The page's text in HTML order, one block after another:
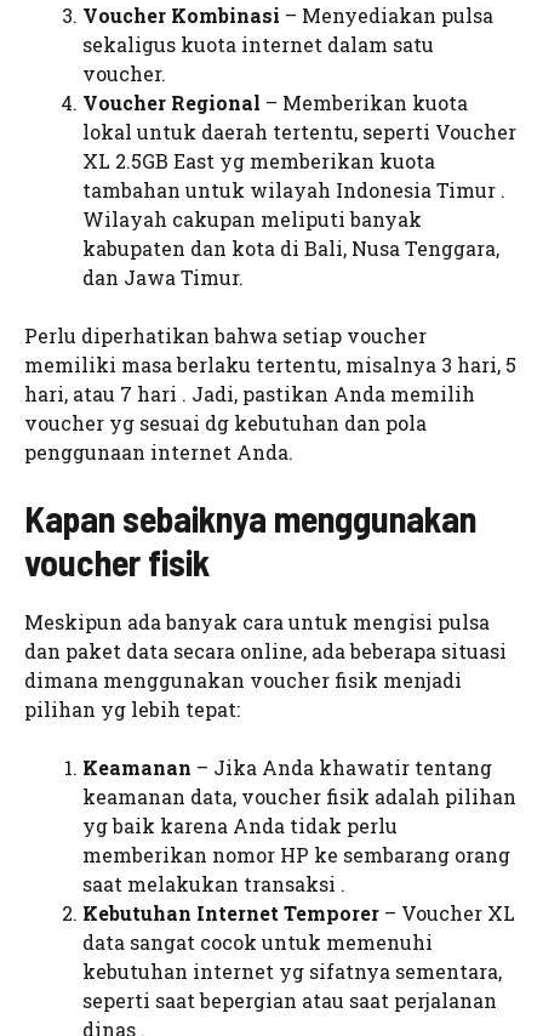
Voucher Kombinasi – Menyediakan pulsa
sekaligus kuota internet dalam satu
voucher.
Voucher Regional – Memberikan kuota
lokal untuk daerah tertentu, seperti Voucher
XL 2.5GB East yg memberikan kuota
tambahan untuk wilayah Indonesia Timur .
Wilayah cakupan meliputi banyak
kabupaten dan kota di Bali, Nusa Tenggara,
dan Jawa Timur.
Perlu diperhatikan bahwa setiap voucher
memiliki masa berlaku tertentu, misalnya 3 hari, 5
hari, atau 7 hari . Jadi, pastikan Anda memilih
voucher yg sesuai dg kebutuhan dan pola
penggunaan internet Anda.
Kapan sebaiknya menggunakan
voucher fisik
Meskipun ada banyak cara untuk mengisi pulsa
dan paket data secara online, ada beberapa situasi
dimana menggunakan voucher fisik menjadi
pilihan yg lebih tepat:
Keamanan – Jika Anda khawatir tentang
keamanan data, voucher fisik adalah pilihan
yg baik karena Anda tidak perlu
memberikan nomor HP ke sembarang orang
saat melakukan transaksi .
Kebutuhan Internet Temporer – Voucher XL
data sangat cocok untuk memenuhi
kebutuhan internet yg sifatnya sementara,
seperti saat bepergian atau saat perjalanan
dinas .